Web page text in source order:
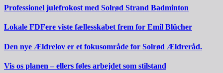
Professionel julefrokost med Solrød Strand Badminton
Lokale FDFere viste fællesskabet frem for Emil Blücher
Den nye Ældrelov er et fokusområde for Solrød Ældreråd.
Vis os planen – ellers føles arbejdet som stilstand